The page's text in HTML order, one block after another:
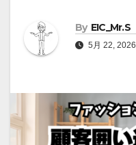
By EIC_Mr.S
5月 22, 2026